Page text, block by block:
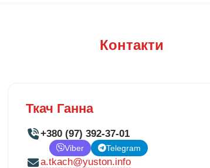
Контакти
Ткач Ганна
+380 (97) 392-37-01
Viber Telegram
a.tkach@yuston.info